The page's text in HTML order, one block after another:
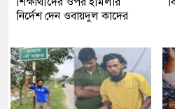
নির্দেশ দেন ওবায়দুল কাদের